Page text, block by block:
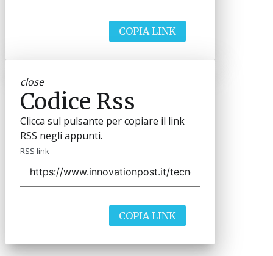
COPIA LINK
close
Codice Rss
Clicca sul pulsante per copiare il link
RSS negli appunti.
RSS link
COPIA LINK